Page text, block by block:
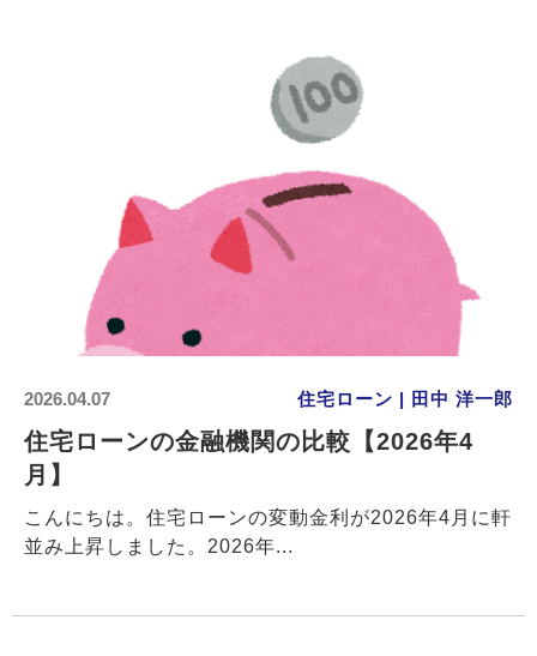
2026.04.07 住宅ローン | 田中 洋一郎
住宅ローンの金融機関の比較【2026年4
月】
こんにちは。住宅ローンの変動金利が2026年4月に軒
並み上昇しました。2026年...